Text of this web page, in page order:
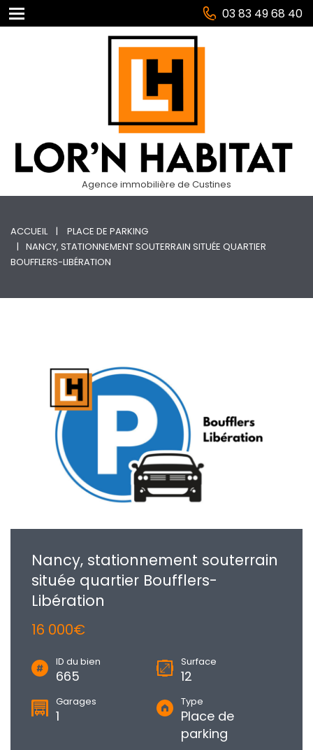
03 83 49 68 40
Agence immobilière de Custines
ACCUEIL
PLACE DE PARKING
NANCY, STATIONNEMENT SOUTERRAIN SITUÉE QUARTIER
BOUFFLERS-LIBÉRATION
Nancy, stationnement souterrain
située quartier Boufflers-
Libération
16 000€
ID du bien
665
Surface
12
Garages
1
Type
Place de
parking